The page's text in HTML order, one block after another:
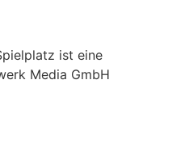
ist eine
Media GmbH